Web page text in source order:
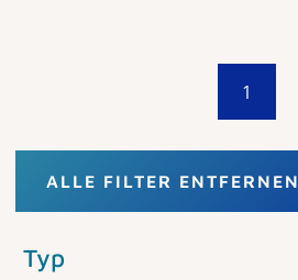
1
ALLE FILTER ENTFERNEN
Typ